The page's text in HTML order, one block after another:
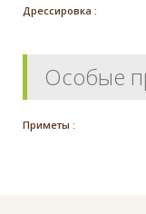
Дрессировка :
Особые
Приметы :